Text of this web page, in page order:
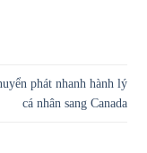
phát nhanh hành lý
cá nhân sang Canada